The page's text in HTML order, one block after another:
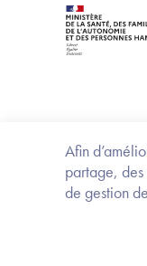
Afin
partage, des
de gestion